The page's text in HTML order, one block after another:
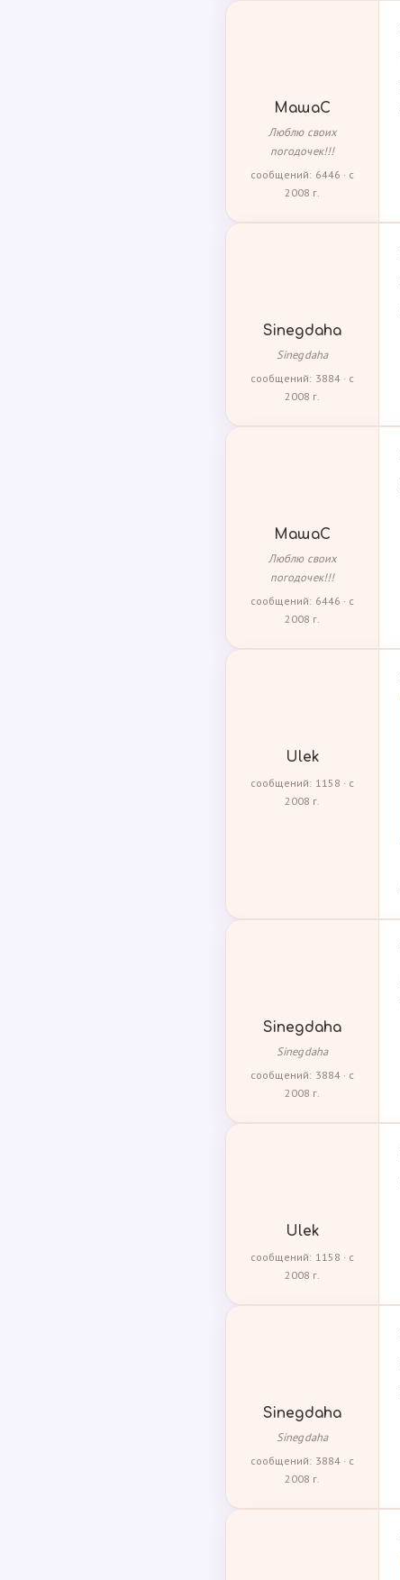
МашаС
Люблю своих
погодочек!!!
сообщений: 6446 · с
2008 г.
Sinegdaha
Sinegdaha
сообщений: 3884 · с
2008 г.
МашаС
Люблю своих
погодочек!!!
сообщений: 6446 · с
2008 г.
Ulek
сообщений: 1158 · с
2008 г.
Sinegdaha
Sinegdaha
сообщений: 3884 · с
2008 г.
Ulek
сообщений: 1158 · с
2008 г.
Sinegdaha
Sinegdaha
сообщений: 3884 · с
2008 г.